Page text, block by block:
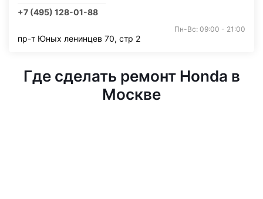
+7 (495) 128-01-88
Пн-Вс: 09:00 - 21:00
пр-т Юных ленинцев 70, стр 2
Где сделать ремонт Honda в
Москве